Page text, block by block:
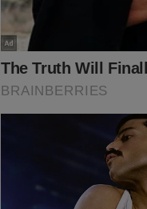
votar no SIM, na consulta
Foram centenas de
travamento de página ou
tentativas:
“Bia, a
voto "Sim".
votos SIM e
primeira vez